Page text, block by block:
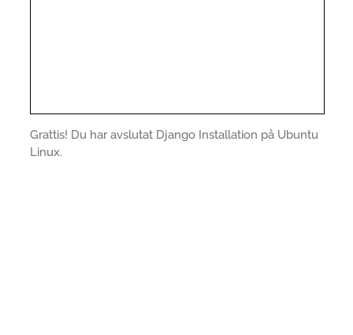
Grattis! Du har avslutat Django Installation på Ubuntu
Linux.